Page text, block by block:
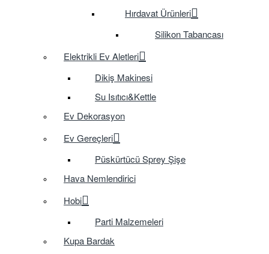
Hırdavat Ürünleri
Silikon Tabancası
Elektrikli Ev Aletleri
Dikiş Makinesi
Su Isıtıcı&Kettle
Ev Dekorasyon
Ev Gereçleri
Püskürtücü Sprey Şişe
Hava Nemlendirici
Hobi
Parti Malzemeleri
Kupa Bardak